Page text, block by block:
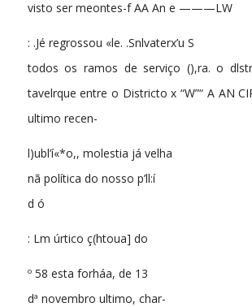
visto ser meontes-f AA An e ———LW
: .Jé regrossou «le. .Snlvaterx’u S
todos os ramos de serviço (),ra. o
tavelrque entre o Districto x “W”“ A AN
ultimo recen-
l)ubl’í«*o,, molestia já velha
nã política do nosso p’ll:í
d ó
: Lm úrtico ç(htoua] do
º 58 esta forháa, de 13
dª novembro ultimo, char-